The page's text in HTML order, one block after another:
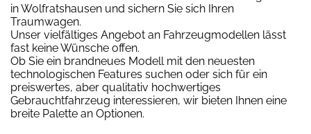
in Wolfratshausen und sichern Sie sich Ihren
Traumwagen.
Unser vielfältiges Angebot an Fahrzeugmodellen lässt
fast keine Wünsche offen.
Ob Sie ein brandneues Modell mit den neuesten
technologischen Features suchen oder sich für ein
preiswertes, aber qualitativ hochwertiges
Gebrauchtfahrzeug interessieren, wir bieten Ihnen eine
breite Palette an Optionen.